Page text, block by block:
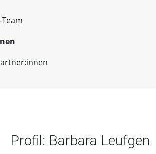
Profil: Barbara Leufgen